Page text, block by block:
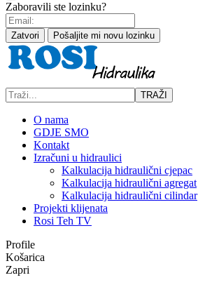
Zaboravili ste lozinku?
Zatvori Pošaljite mi novu lozinku
TRAŽI
O nama
GDJE SMO
Kontakt
Izračuni u hidraulici
Kalkulacija hidraulični cjepac
Kalkulacija hidraulični agregat
Kalkulacija hidraulični cilindar
Projekti klijenata
Rosi Teh TV
Profile
Košarica
Zapri